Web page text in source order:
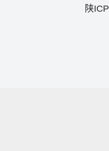
陕